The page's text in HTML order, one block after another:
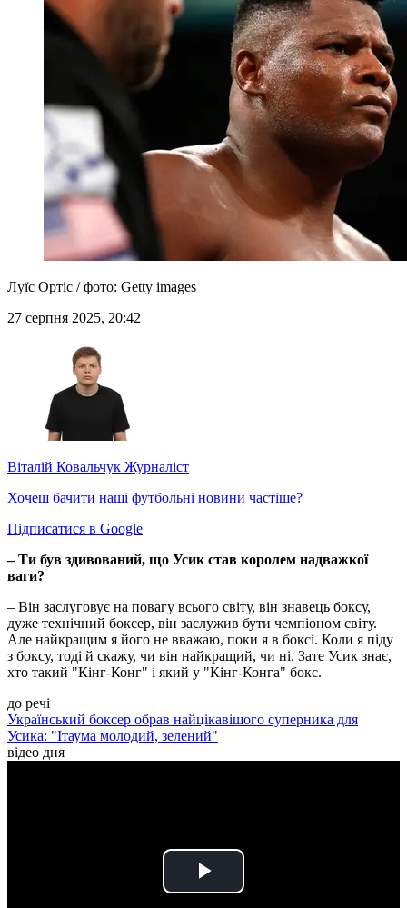
Луїс Ортіс / фото: Getty images
27 серпня 2025, 20:42
Віталій Ковальчук Журналіст
Хочеш бачити наші футбольні новини частіше?
Підписатися в Google
– Ти був здивований, що Усик став королем надважкої
ваги?
– Він заслуговує на повагу всього світу, він знавець боксу,
дуже технічний боксер, він заслужив бути чемпіоном світу.
Але найкращим я його не вважаю, поки я в боксі. Коли я піду
з боксу, тоді й скажу, чи він найкращий, чи ні. Зате Усик знає,
хто такий "Кінг-Конг" і який у "Кінг-Конга" бокс.
до речі
Український боксер обрав найцікавішого суперника для
Усика: "Ітаума молодий, зелений"
відео дня
Play